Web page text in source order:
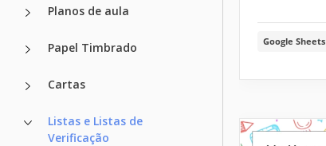
Planos de aula
Papel Timbrado
Cartas
Listas e Listas de
Verificação
Google Sheets